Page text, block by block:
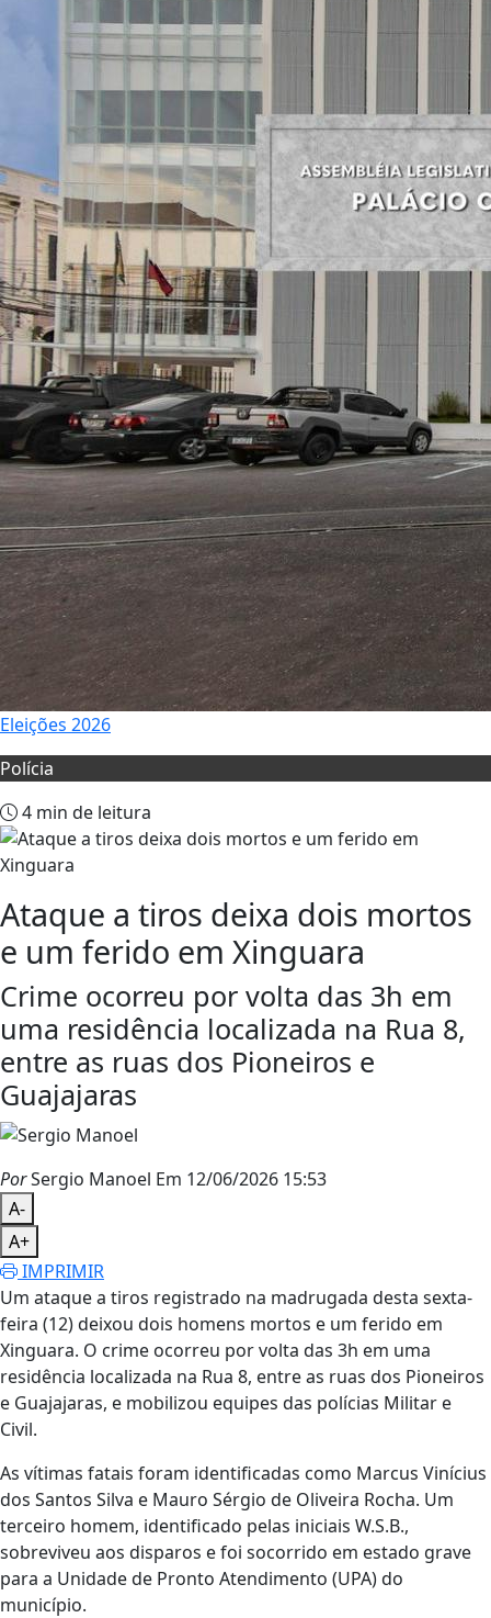
Eleições 2026
Polícia
4 min de leitura
Ataque a tiros deixa dois mortos
e um ferido em Xinguara
Crime ocorreu por volta das 3h em
uma residência localizada na Rua 8,
entre as ruas dos Pioneiros e
Guajajaras
PorSergio Manoel Em 12/06/2026 15:53
A-
A+
IMPRIMIR
Um ataque a tiros registrado na madrugada desta sexta-
feira (12) deixou dois homens mortos e um ferido em
Xinguara. O crime ocorreu por volta das 3h em uma
residência localizada na Rua 8, entre as ruas dos Pioneiros
e Guajajaras, e mobilizou equipes das polícias Militar e
Civil.
As vítimas fatais foram identificadas como Marcus Vinícius
dos Santos Silva e Mauro Sérgio de Oliveira Rocha. Um
terceiro homem, identificado pelas iniciais W.S.B.,
sobreviveu aos disparos e foi socorrido em estado grave
para a Unidade de Pronto Atendimento (UPA) do
município.